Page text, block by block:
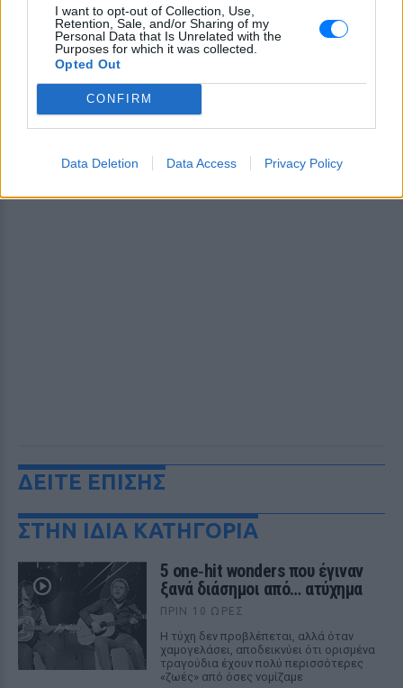
I want to opt-out of Collection, Use,
Retention, Sale, and/or Sharing of my
Personal Data that Is Unrelated with the
Purposes for which it was collected.
Opted Out
CONFIRM
Data Deletion Data Access Privacy Policy
Ακολουθήστε το E-Radio.gr και στο Instagram
ΔΙΑΦΗΜΙΣΗ
ΔΕΙΤΕ ΕΠΙΣΗΣ
ΣΤΗΝ ΙΔΙΑ ΚΑΤΗΓΟΡΙΑ
5 one‑hit wonders που έγιναν
ξανά διάσημοι από… ατύχημα
ΠΡΙΝ 10 ΏΡΕΣ
Η τύχη δεν προβλέπεται, αλλά όταν
χαμογελάσει, αποδεικνύει ότι ορισμένα
τραγούδια έχουν πολύ περισσότερες
«ζωές» από όσες νομίζαμε